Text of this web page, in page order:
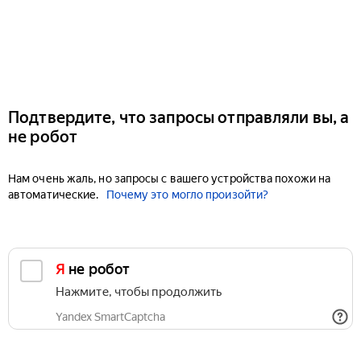
Подтвердите, что запросы отправляли вы, а
не робот
Нам очень жаль, но запросы с вашего устройства похожи на
автоматические.
Почему это могло произойти?
Я не робот
Нажмите, чтобы продолжить
Yandex SmartCaptcha